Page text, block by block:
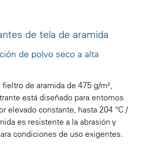
de tela de aramida
de polvo seco a alta
de aramida de 475 g/m²,
está diseñado para entornos
elevado constante, hasta 204 °C /
es resistente a la abrasión y
condiciones de uso exigentes.